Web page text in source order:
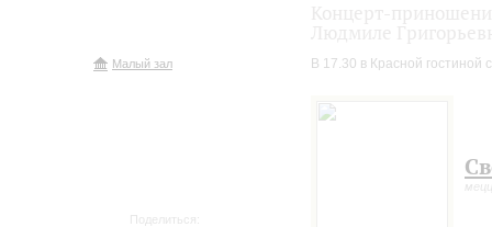
Малый зал
Поделиться:
В 17.30 в Красной гостиной